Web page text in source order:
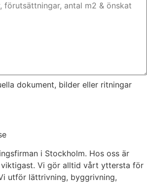
dokument, bilder eller ritningar
i Stockholm. Hos oss är
Vi gör alltid vårt yttersta för
utför lättrivning, byggrivning,